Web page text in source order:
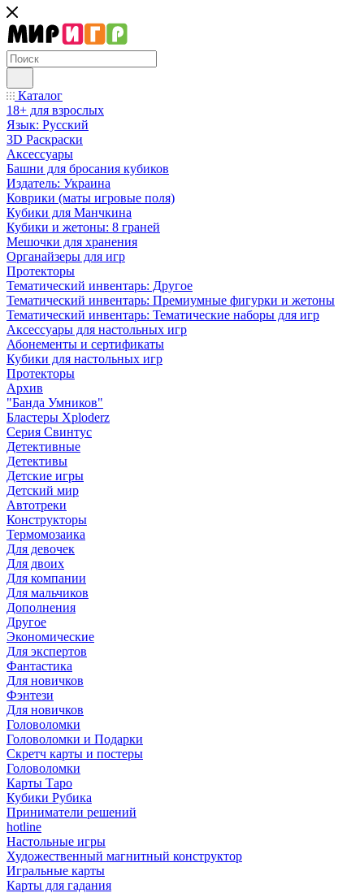
Каталог
18+ для взрослых
Язык: Русский
3D Раскраски
Аксессуары
Башни для бросания кубиков
Издатель: Украина
Коврики (маты игровые поля)
Кубики для Манчкина
Кубики и жетоны: 8 граней
Мешочки для хранения
Органайзеры для игр
Протекторы
Тематический инвентарь: Другое
Тематический инвентарь: Премиумные фигурки и жетоны
Тематический инвентарь: Тематические наборы для игр
Аксессуары для настольных игр
Абонементы и сертификаты
Кубики для настольных игр
Протекторы
Архив
"Банда Умников"
Бластеры Xploderz
Cерия Свинтус
Детективные
Детективы
Детские игры
Детский мир
Автотреки
Конструкторы
Термомозаика
Для девочек
Для двоих
Для компании
Для мальчиков
Дополнения
Другое
Экономические
Для экспертов
Фантастика
Для новичков
Фэнтези
Для новичков
Головоломки
Головоломки и Подарки
Cкретч карты и постеры
Головоломки
Карты Таро
Кубики Рубика
Приниматели решений
hotline
Настольные игры
Художественный магнитный конструктор
Игральные карты
Карты для гадания